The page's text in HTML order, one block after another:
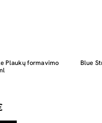
Plaukų formavimo
Blue